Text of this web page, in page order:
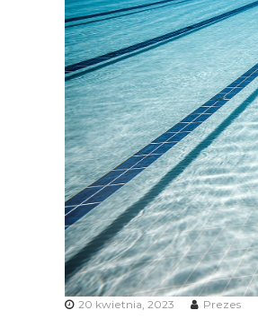
20 kwietnia, 2023 Prezes